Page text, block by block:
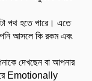
পথ হতে পারে। এতে
আসলে কি রকম এবং
দেখছেন বা আপনার
Emotionally